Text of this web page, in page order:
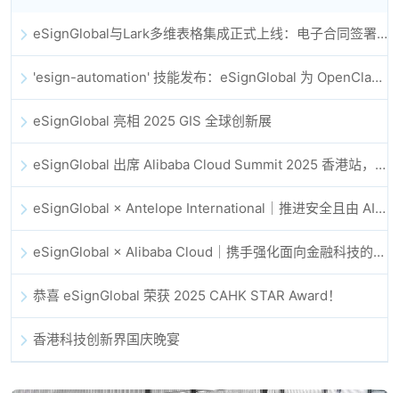
eSignGlobal与Lark多维表格集成正式上线：电子合同签署归档全程自动化
'esign-automation' 技能发布：eSignGlobal 为 OpenClaw 提供自动化电子签名能力
eSignGlobal 亮相 2025 GIS 全球创新展
eSignGlobal 出席 Alibaba Cloud Summit 2025 香港站，共同探讨 AI 驱动的云创新与数字信任未来
eSignGlobal × Antelope International｜推进安全且由 AI 驱动的数字化工作流
eSignGlobal × Alibaba Cloud｜携手强化面向金融科技的全球数字信任
恭喜 eSignGlobal 荣获 2025 CAHK STAR Award！
香港科技创新界国庆晚宴